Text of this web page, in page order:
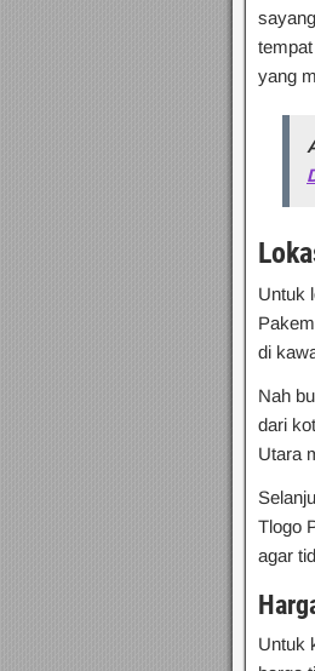
yang
Untuk
di
Nah
dari
Utara
Tlogo
agar
Untuk